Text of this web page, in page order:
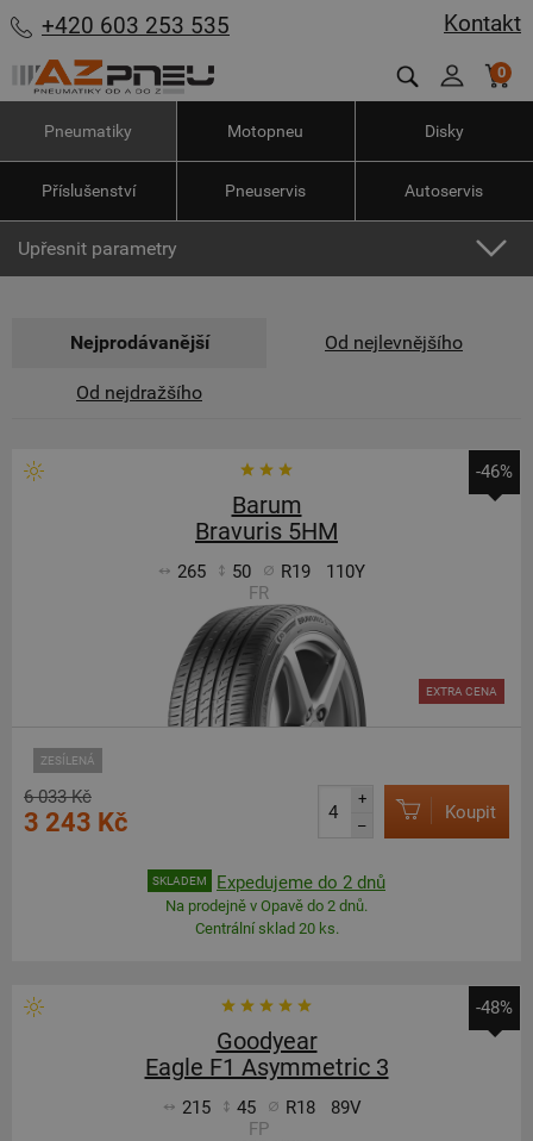
Kontakt
+420 603 253 535
0
Pneumatiky Motopneu Disky
Příslušenství Pneuservis Autoservis
Upřesnit parametry
Nejprodávanější Od nejlevnějšího
Od nejdražšího
-46%
Barum
Bravuris 5HM
265 50 R19
110Y
FR
ZESÍLENÁ
EXTRA CENA
6 033 Kč
3 243 Kč
+
–
Koupit
SKLADEM Expedujeme do 2 dnů
Na prodejně v Opavě do 2 dnů.
Centrální sklad 20 ks.
-48%
Goodyear
Eagle F1 Asymmetric 3
215 45 R18
89V
FP